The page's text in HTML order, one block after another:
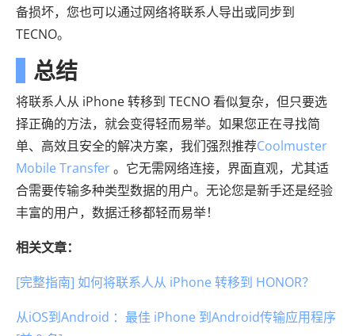
备损坏，您也可以通过网络将联系人导出或同步到
TECNO。
总结
将联系人从 iPhone 转移到 TECNO 看似复杂，但只要选
择正确的方法，就会变得轻而易举。如果您正在寻找简
单、高效且安全的解决方案，我们强烈推荐Coolmuster
Mobile Transfer。它无需网络连接，界面直观，尤其适
合需要传输多种类型数据的用户。无论您是新手还是经验
丰富的用户，数据迁移都轻而易举！
相关文章：
[完整指南] 如何将联系人从 iPhone 转移到 HONOR？
从iOS到Android ：最佳 iPhone 到Android传输应用程序